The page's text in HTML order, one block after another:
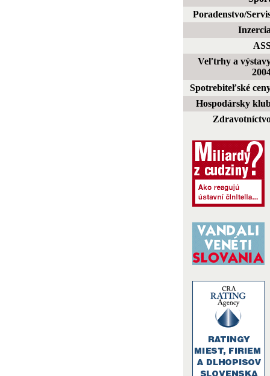
Poradenstvo/
Veľtrhy a
Spotrebiteľské
Hospodársky